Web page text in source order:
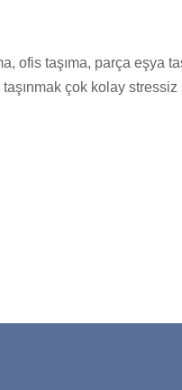
ofis taşıma, parça eşya
çok kolay